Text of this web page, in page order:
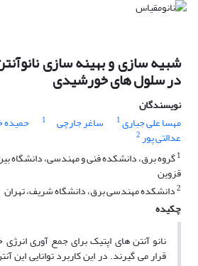
شبیه سازی و بهینه سازی
در سلول های خورشیدی
نویسندگان
مهسا علی جباری1 ساغر جارچی 1
عدالتی پور2
1گروه برق، دانشکده فنی و مهندسی، دانشگاه
قزوین
2دانشکده مهندسی برق، دانشگاه شریف، تهران
چکیده
نانو آنتن های اپتیک برای جمع آوری
قرار می گیرند. در این کاربرد توانایی این